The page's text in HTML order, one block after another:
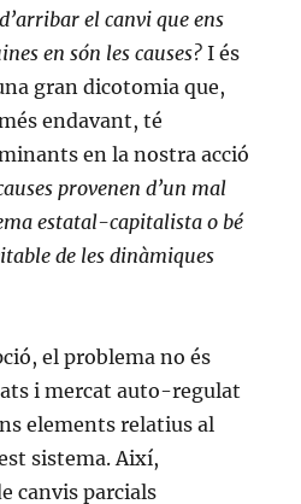
el canvi que ens
en són les causes? I és
gran dicotomia que,
endavant, té
en la nostra acció
provenen d’un mal
estatal-capitalista o bé
de les dinàmiques
el problema no és
i mercat auto-regulat
elements relatius al
sistema. Així,
canvis parcials